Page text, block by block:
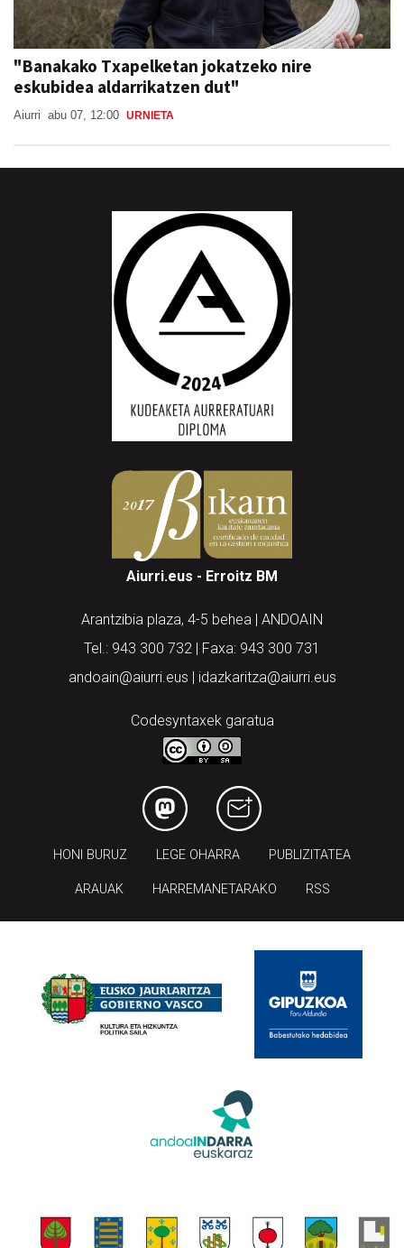
"Banakako Txapelketan jokatzeko nire
eskubidea aldarrikatzen dut"
Aiurri abu 07, 12:00 URNIETA
Aiurri.eus - Erroitz BM
Arantzibia plaza, 4-5 behea | ANDOAIN
Tel.: 943 300 732 | Faxa: 943 300 731
andoain@aiurri.eus | idazkaritza@aiurri.eus
Codesyntaxek garatua
HONI BURUZ LEGE OHARRA PUBLIZITATEA
ARAUAK HARREMANETARAKO RSS